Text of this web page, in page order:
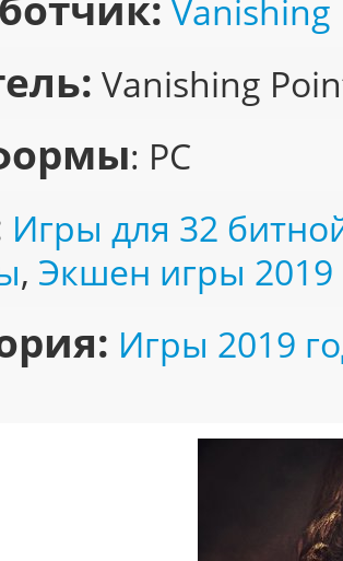
Vanishing
Vanishing
: PC
Игры для 32
, Экшен игры 2019
Игры 2019